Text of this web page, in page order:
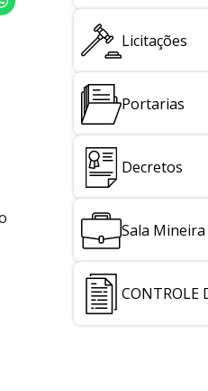
Licitações
Portarias
Decretos
Sala
CONTROLE